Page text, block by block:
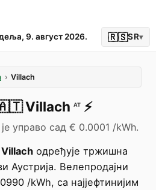
9. август 2026. 🇷🇸SR▾
› Villach
Villach AT ⚡️
управо сад € 0.0001 /kWh.
Villach одређује тржишна
Аустрија. Велепродајни
/kWh, са најјефтинијим